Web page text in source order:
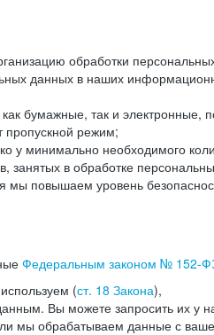
обработки
данных в наших
бумажные, так и
пропускной режим;
у минимально необходимого
занятых в обработке
повышаем уровень
Федеральным законом № 152-
(ст. 18 Закона),
Вы можете запросить их у
мы обрабатываем данные с